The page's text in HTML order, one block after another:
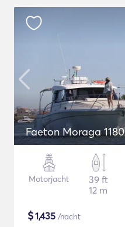
Faeton Moraga 1180
Motorjacht
39 ft
12 m
$1,435 /nacht